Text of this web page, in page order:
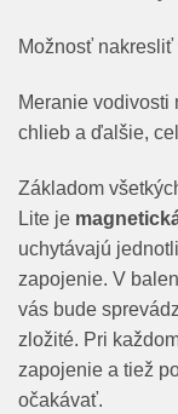
Možnosť
Meranie vodivosti
chlieb a ďalšie,
Základom
Lite je
uchytávajú
zapojenie. V
vás bude
zložité. Pri
zapojenie a tiež
očakávať.